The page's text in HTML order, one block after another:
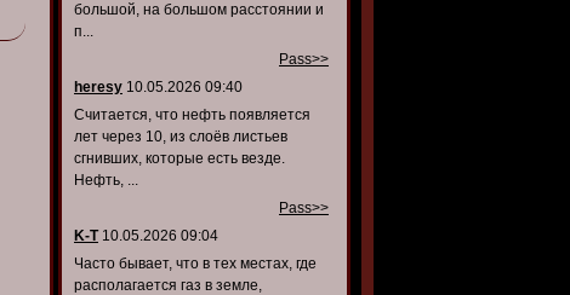
большой, на большом расстоянии и
п...
Pass>>
heresy 10.05.2026 09:40
Считается, что нефть появляется
лет через 10, из слоёв листьев
сгнивших, которые есть везде.
Нефть, ...
Pass>>
K-T10.05.2026 09:04
Часто бывает, что в тех местах, где
располагается газ в земле,